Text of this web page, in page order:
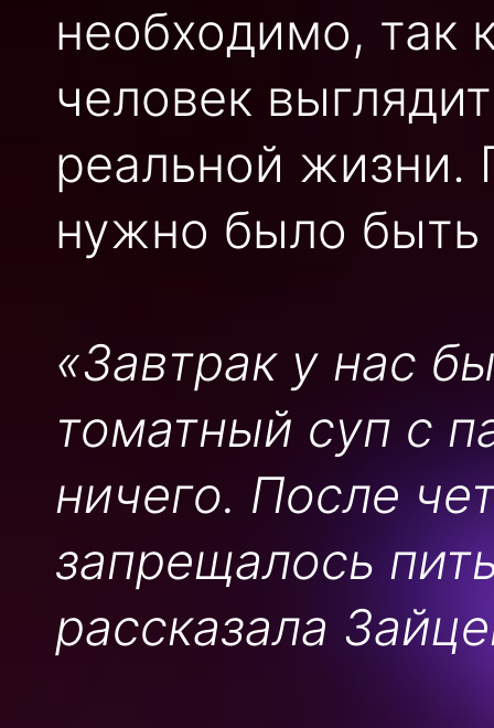
необходимо, так
человек
реальной жизни.
нужно было
«Завтрак у нас
томатный суп с
ничего. После
запрещалось
рассказала